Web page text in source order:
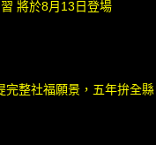
將於8月13日登場
完整社福願景，五年拚全縣